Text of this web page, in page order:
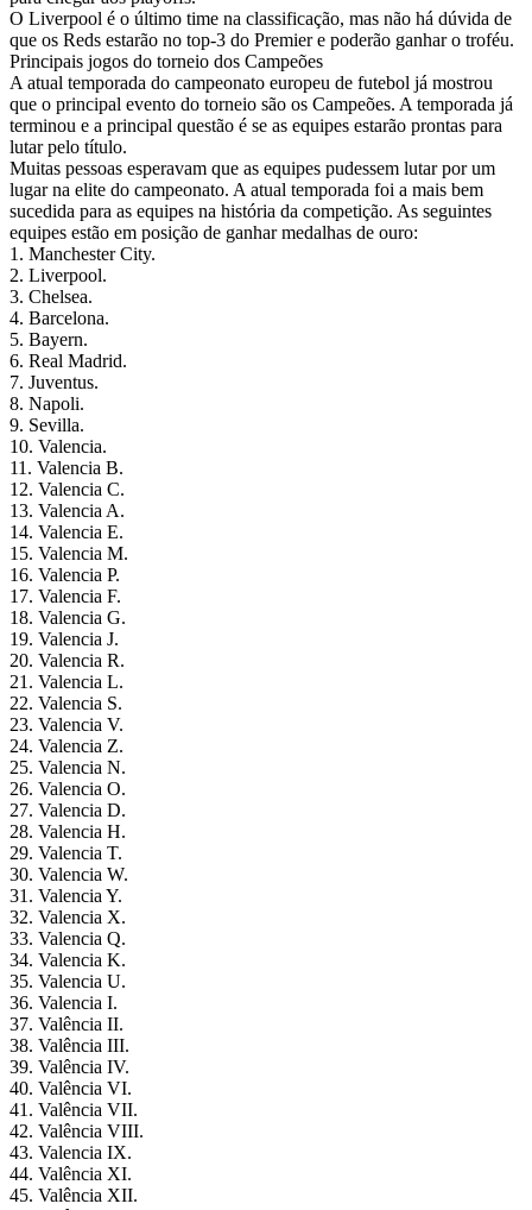
O Liverpool é o último time na classificação, mas não há dúvida de
que os Reds estarão no top-3 do Premier e poderão ganhar o troféu.
Principais jogos do torneio dos Campeões
A atual temporada do campeonato europeu de futebol já mostrou
que o principal evento do torneio são os Campeões. A temporada já
terminou e a principal questão é se as equipes estarão prontas para
lutar pelo título.
Muitas pessoas esperavam que as equipes pudessem lutar por um
lugar na elite do campeonato. A atual temporada foi a mais bem
sucedida para as equipes na história da competição. As seguintes
equipes estão em posição de ganhar medalhas de ouro:
1. Manchester City.
2. Liverpool.
3. Chelsea.
4. Barcelona.
5. Bayern.
6. Real Madrid.
7. Juventus.
8. Napoli.
9. Sevilla.
10. Valencia.
11. Valencia B.
12. Valencia C.
13. Valencia A.
14. Valencia E.
15. Valencia M.
16. Valencia P.
17. Valencia F.
18. Valencia G.
19. Valencia J.
20. Valencia R.
21. Valencia L.
22. Valencia S.
23. Valencia V.
24. Valencia Z.
25. Valencia N.
26. Valencia O.
27. Valencia D.
28. Valencia H.
29. Valencia T.
30. Valencia W.
31. Valencia Y.
32. Valencia X.
33. Valencia Q.
34. Valencia K.
35. Valencia U.
36. Valencia I.
37. Valência II.
38. Valência III.
39. Valência IV.
40. Valência VI.
41. Valência VII.
42. Valência VIII.
43. Valencia IX.
44. Valência XI.
45. Valência XII.